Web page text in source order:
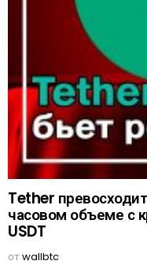
Tether
часовом объеме с
USDT
отwallbtc